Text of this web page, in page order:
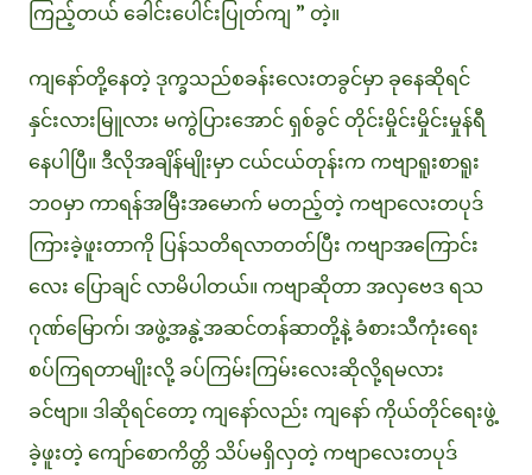
ကြည့်တယ် ခေါင်းပေါင်းပြုတ်ကျ ” တဲ့။
ကျနော်တို့နေတဲ့ ဒုက္ခသည်စခန်းလေးတခွင်မှာ ခုနေဆိုရင်
နှင်းလားမြူလား မကွဲပြားအောင် ရှစ်ခွင် တိုင်းမှိုင်းမှိုင်းမှုန်ရီ
နေပါပြီ။ ဒီလိုအချိန်မျိုးမှာ ငယ်ငယ်တုန်းက ကဗျာရူးစာရူး
ဘဝမှာ ကာရန်အမြီးအမောက် မတည့်တဲ့ ကဗျာလေးတပုဒ်
ကြားခဲ့ဖူးတာကို ပြန်သတိရလာတတ်ပြီး ကဗျာအကြောင်း
လေး ပြောချင် လာမိပါတယ်။ ကဗျာဆိုတာ အလှဗေဒ ရသ
ဂုဏ်မြောက်၊ အဖွဲ့အနွဲ့အဆင်တန်ဆာတို့နဲ့ ခံစားသီကုံးရေး
စပ်ကြရတာမျိုးလို့ ခပ်ကြမ်းကြမ်းလေးဆိုလို့ရမလား
ခင်ဗျာ။ ဒါဆိုရင်တော့ ကျနော်လည်း ကျနော် ကိုယ်တိုင်ရေးဖွဲ့
ခဲ့ဖူးတဲ့ ကျော်စောကိတ္တိ သိပ်မရှိလှတဲ့ ကဗျာလေးတပုဒ်